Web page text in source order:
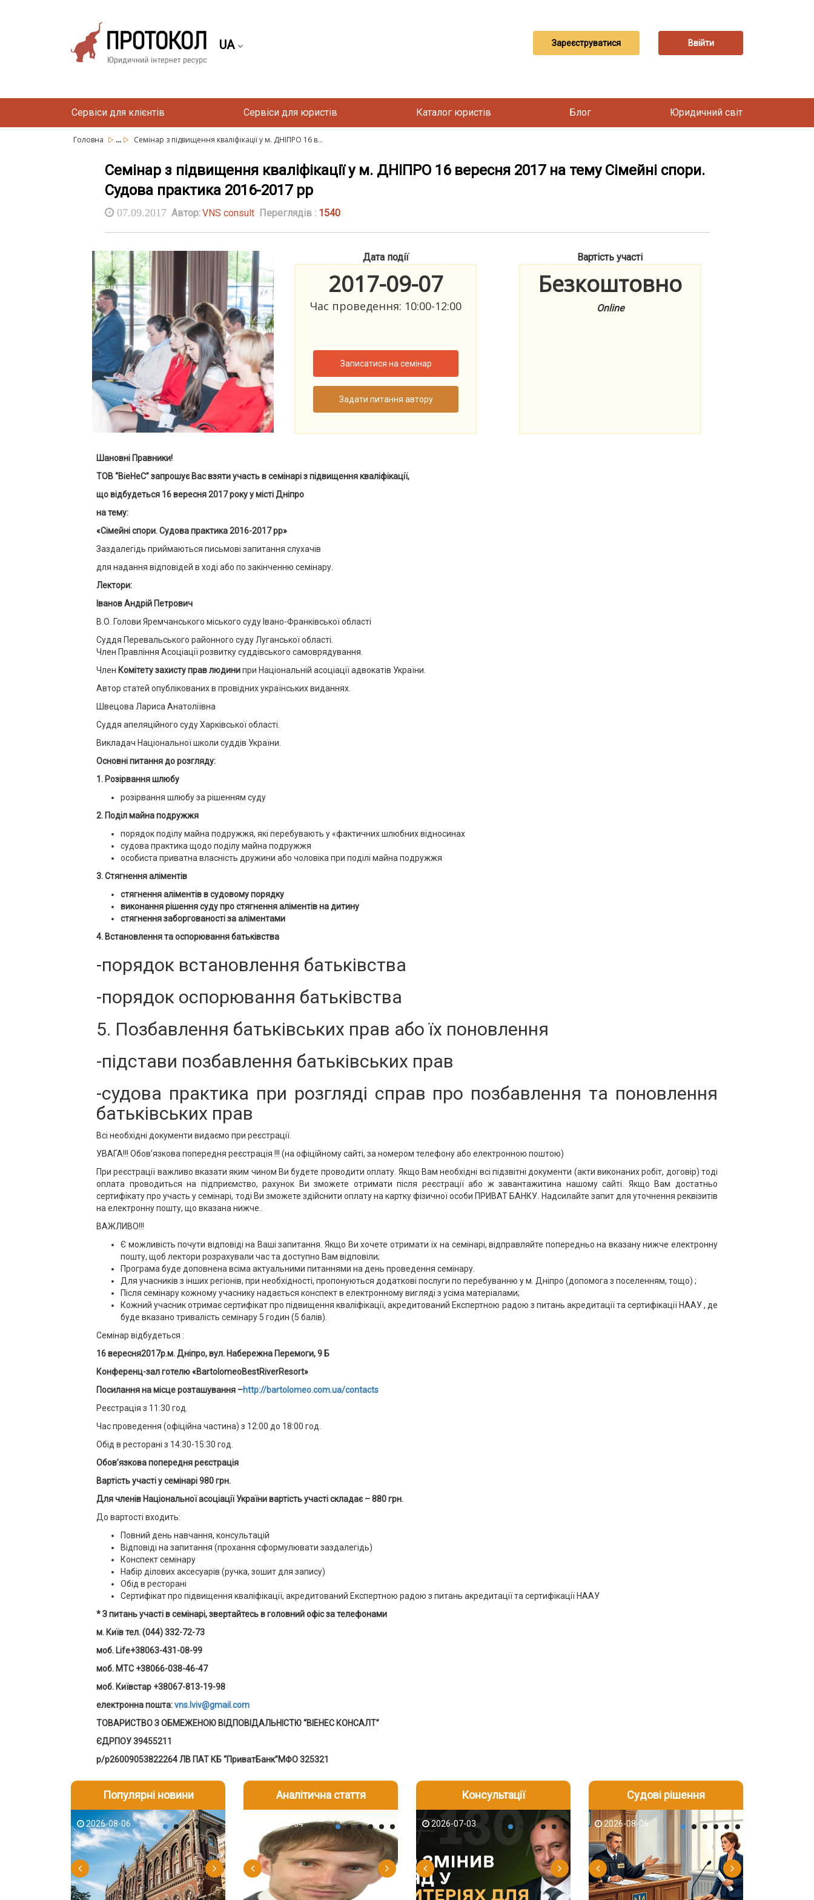
UA Зареєструватися Ввійти
Сервіси для клієнтів Сервіси для юристів Каталог юристів Блог Юридичний світ
Головна ... Семінар з підвищення кваліфікації у м. ДНІПРО 16 в...
Семінар з підвищення кваліфікації у м. ДНІПРО 16 вересня 2017 на тему Сімейні спори.
Судова практика 2016-2017 рр
07.09.2017 Автор:VNS consult Переглядів : 1540
Дата події
2017-09-07
Час проведення: 10:00-12:00
Записатися на семінар
Задати питання автору
Вартість участі
Безкоштовно
Online
Шановні Правники!
ТОВ “ВіеНеС” запрошує Вас взяти участь в семінарі з підвищення кваліфікації,
що відбудеться 16 вересня 2017 року у місті Дніпро
на тему:
«Сімейні спори. Судова практика 2016-2017 рр»
Заздалегідь приймаються письмові запитання слухачів
для надання відповідей в ході або по закінченню семінару.
Лектори:
Іванов Андрій Петрович
В.О. Голови Яремчанського міського суду Івано-Франківської області
Суддя Перевальського районного суду Луганської області.
Член Правління Асоціації розвитку суддівського самоврядування.
Член Комітету захисту прав людинипри Національній асоціації адвокатів України.
Автор статей опублікованих в провідних українських виданнях.
Швецова Лариса Анатоліївна
Суддя апеляційного суду Харківської області.
Викладач Національної школи суддів України.
Основні питання до розгляду:
1. Розірвання шлюбу
розірвання шлюбу за рішенням суду
2. Поділ майна подружжя
порядок поділу майна подружжя, які перебувають у «фактичних шлюбних відносинах
судова практика щодо поділу майна подружжя
особиста приватна власність дружини або чоловіка при поділі майна подружжя
3. Стягнення аліментів
стягнення аліментів в судовому порядку
виконання рішення суду про стягнення аліментів на дитину
стягнення заборгованості за аліментами
4. Встановлення та оспорювання батьківства
-порядок встановлення батьківства
-порядок оспорювання батьківства
5. Позбавлення батьківських прав або їх поновлення
-підстави позбавлення батьківських прав
-судова практика при розгляді справ про позбавлення та поновлення
батьківських прав
Всі необхідні документи видаємо при реєстрації.
УВАГА!!! Обов’язкова попередня реєстрація !!! (на офіційному сайті, за номером телефону або електронною поштою)
При реєстрації важливо вказати яким чином Ви будете проводити оплату. Якщо Вам необхідні всі підзвітні документи (акти виконаних робіт, договір) тоді
оплата проводиться на підприємство, рахунок Ви зможете отримати після реєстрації або ж завантажитина нашому сайті. Якщо Вам достатньо
сертифікату про участь у семінарі, тоді Ви зможете здійснити оплату на картку фізичної особи ПРИВАТ БАНКУ. Надсилайте запит для уточнення реквізитів
на електронну пошту, що вказана нижче..
ВАЖЛИВО!!!
Є можливість почути відповіді на Ваші запитання. Якщо Ви хочете отримати їх на семінарі, відправляйте попередньо на вказану нижче електронну
пошту, щоб лектори розрахували час та доступно Вам відповіли;
Програма буде доповнена всіма актуальними питаннями на день проведення семінару.
Для учасників з інших регіонів, при необхідності, пропонуються додаткові послуги по перебуванню у м. Дніпро (допомога з поселенням, тощо) ;
Після семінару кожному учаснику надається конспект в електронному вигляді з усіма матеріалами;
Кожний учасник отримає сертифікат про підвищення кваліфікації, акредитований Експертною радою з питань акредитації та сертифікації НААУ , де
буде вказано тривалість семінару 5 годин (5 балів).
Семінар відбудеться :
16 вересня2017р.м. Дніпро,вул. Набережна Перемоги, 9 Б
Конференц-зал готелю «BartolomeoBestRiverResort»
Посилання на місце розташування –http://bartolomeo.com.ua/contacts
Реєстрація з 11:30 год.
Час проведення (офіційна частина) з 12:00 до 18:00 год.
Обід в ресторані з 14:30-15:30 год.
Обов’язкова попередня реєстрація
Вартість участі у семінарі 980 грн.
Для членів Національної асоціації України вартість участі складає – 880 грн.
До вартості входить:
Повний день навчання, консультацій
Відповіді на запитання (прохання сформулювати заздалегідь)
Конспект семінару
Набір ділових аксесуарів (ручка, зошит для запису)
Обід в ресторані
Сертифікат про підвищення кваліфікації, акредитований Експертною радою з питань акредитації та сертифікації НААУ
* З питань участі в семінарі, звертайтесь в головний офіс за телефонами
м. Київ тел. (044) 332-72-73
моб. Life+38063-431-08-99
моб. MTC +38066-038-46-47
моб. Київстар +38067-813-19-98
електронна пошта:vns.lviv@gmail.com
ТОВАРИСТВО З ОБМЕЖЕНОЮ ВІДПОВІДАЛЬНІСТЮ “ВІЕНЕС КОНСАЛТ”
ЄДРПОУ 39455211
р/р26009053822264 ЛВ ПАТ КБ “ПриватБанк”МФО 325321
Популярні новини
2026-08-06 2026-08-06 2026-08-05 2026-08-05
Аналітична стаття
2026-08-03 2026-08-04 2026-08-04 2026-08-03 2026-08-03
Консультації
2026-05-25 2026-07-03 2026-06-08 2026-06-01
Судові рішення
2026-07-30 2026-08-06